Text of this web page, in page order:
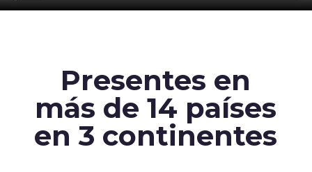
Presentes en
más de 14 países
en 3 continentes